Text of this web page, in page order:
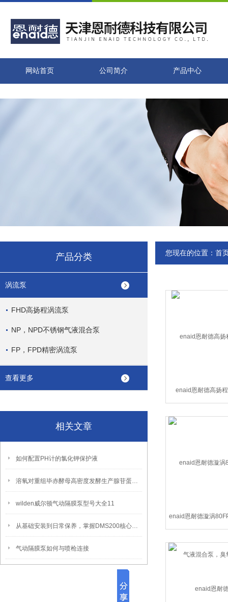
网站首页 公司简介 产品中心
产品分类
涡流泵
FHD高扬程涡流泵
NP，NPD不锈钢气液混合泵
FP，FPD精密涡流泵
查看更多
相关文章
如何配置PH计的氯化钾保护液
溶氧对重组毕赤酵母高密度发酵生产腺苷蛋氨酸的影响
wilden威尔顿气动隔膜泵型号大全11
从基础安装到日常保养，掌握DMS200核心要点确保长期稳定运行
气动隔膜泵如何与喷枪连接
您现在的位置： 首
enaid恩耐德高扬
enaid恩耐德漩涡
混合泵，臭氧